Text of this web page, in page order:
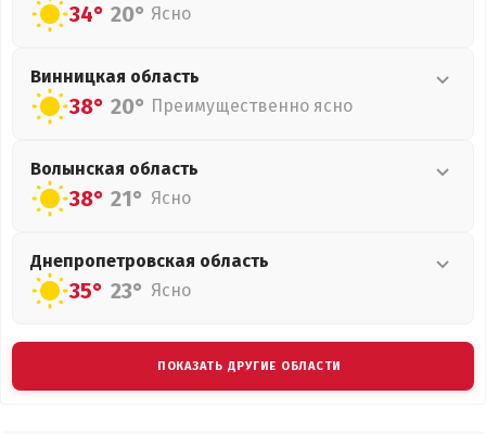
34° 20° Ясно
Винницкая область
38° 20° Преимущественно ясно
Волынская область
38° 21° Ясно
Днепропетровская область
35° 23° Ясно
ПОКАЗАТЬ ДРУГИЕ ОБЛАСТИ